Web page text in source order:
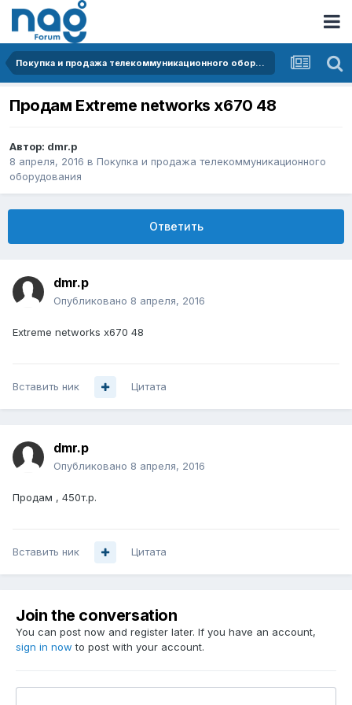
Покупка и продажа телекоммуникационного оборудования
Продам Extreme networks x670 48
Автор: dmr.p
8 апреля, 2016 в Покупка и продажа телекоммуникационного
оборудования
Ответить
dmr.p
Опубликовано 8 апреля, 2016
Extreme networks x670 48
Вставить ник Цитата
dmr.p
Опубликовано 8 апреля, 2016
Продам , 450т.р.
Вставить ник Цитата
Join the conversation
You can post now and register later. If you have an account,
sign in now to post with your account.